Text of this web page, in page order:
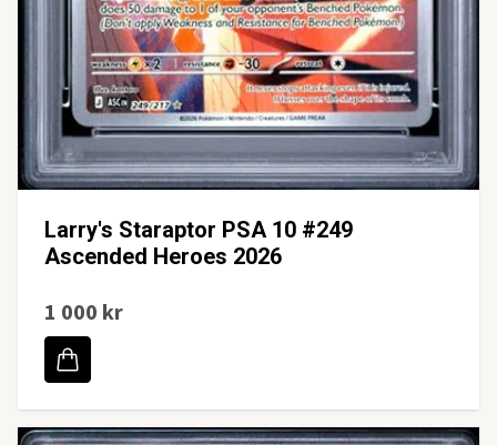
Larry's Staraptor PSA 10 #249
Ascended Heroes 2026
1 000 kr